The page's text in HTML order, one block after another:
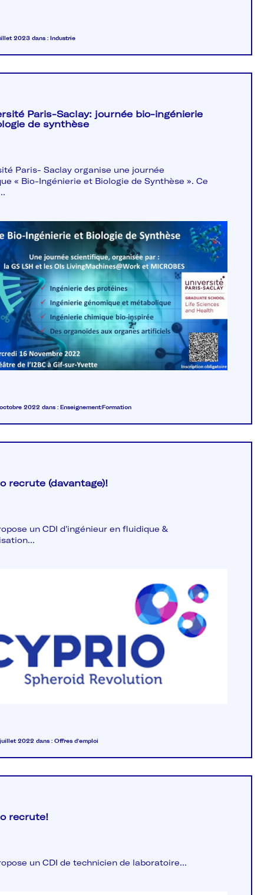
2023 dans : Industrie
Paris-Saclay: journée bio-ingénierie
de synthèse
Paris- Saclay organise une journée
« Bio-Ingénierie et Biologie de Synthèse ». Ce
2022 dans : Enseignement/Formation
recrute (davantage)!
un CDI d'ingénieur en fluidique &
2022 dans : Offres d'emploi
recrute!
un CDI de technicien de laboratoire...